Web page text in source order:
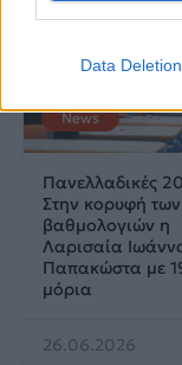
Data Deletion
News
Πανελλαδικές
Στην κορυφή των
βαθμολογιών η
Λαρισαία
Παπακώστα με
μόρια
26.06.2026